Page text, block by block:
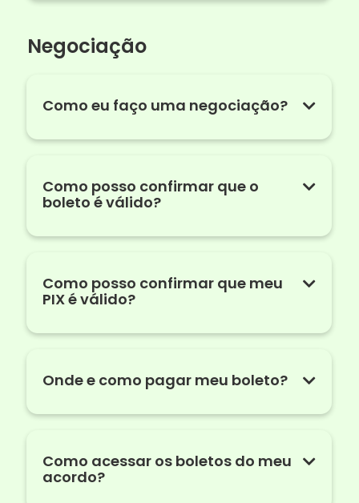
Negociação
Como eu faço uma negociação?
Como posso confirmar que o
boleto é válido?
Como posso confirmar que meu
PIX é válido?
Onde e como pagar meu boleto?
Como acessar os boletos do meu
acordo?